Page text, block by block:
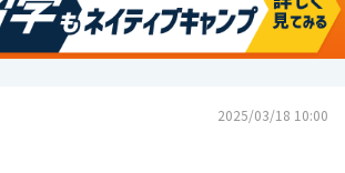
2025/03/18 10:00